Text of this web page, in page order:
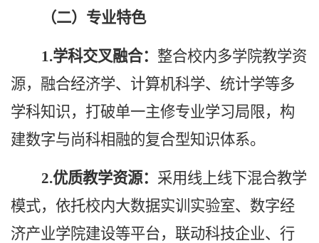
（二）专业特色
1.学科交叉融合： 整合校内多学院教学资
源，融合经济学、计算机科学、统计学等多
学科知识，打破单一主修专业学习局限，构
建数字与尚科相融的复合型知识体系。
2.优质教学资源： 采用线上线下混合教学
模式，依托校内大数据实训实验室、 数字经
济产业学院建设等平台，联动科技企业、行